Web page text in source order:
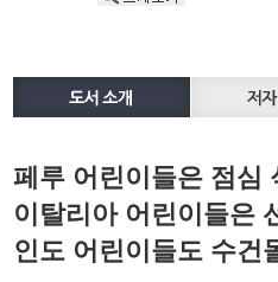
페루 어린이들은 점심
이탈리아 어린이들은
인도 어린이들도 수건